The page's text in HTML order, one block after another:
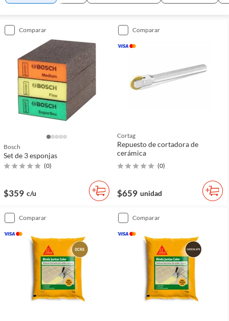
comparar
Bosch
Set de 3 esponjas
(0)
$359 c/u
comparar
Cortag
Repuesto de cortadora de
cerámica
(0)
$659 unidad
comparar comparar